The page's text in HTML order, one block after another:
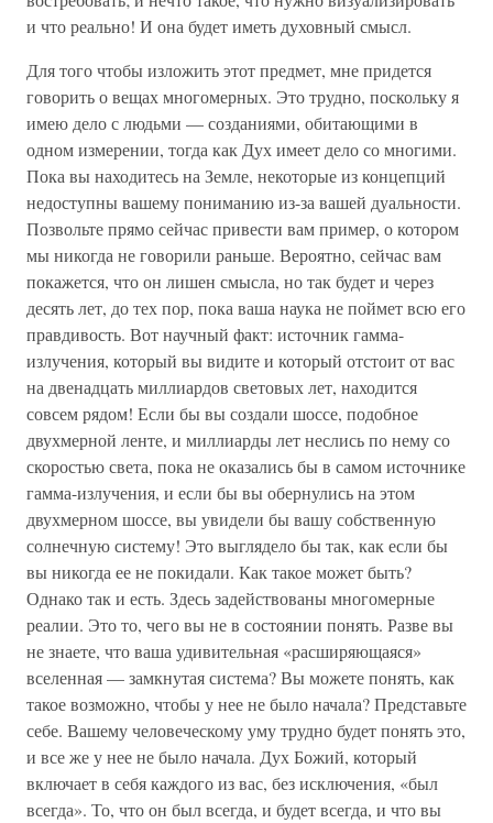
и что реально! И она будет иметь духовный смысл.
Для того чтобы изложить этот предмет, мне придется
говорить о вещах многомерных. Это трудно, поскольку я
имею дело с людьми — созданиями, обитающими в
одном измерении, тогда как Дух имеет дело со многими.
Пока вы находитесь на Земле, некоторые из концепций
недоступны вашему пониманию из-за вашей дуальности.
Позвольте прямо сейчас привести вам пример, о котором
мы никогда не говорили раньше. Вероятно, сейчас вам
покажется, что он лишен смысла, но так будет и через
десять лет, до тех пор, пока ваша наука не поймет всю его
правдивость. Вот научный факт: источник гамма-
излучения, который вы видите и который отстоит от вас
на двенадцать миллиардов световых лет, находится
совсем рядом! Если бы вы создали шоссе, подобное
двухмерной ленте, и миллиарды лет неслись по нему со
скоростью света, пока не оказались бы в самом источнике
гамма-излучения, и если бы вы обернулись на этом
двухмерном шоссе, вы увидели бы вашу собственную
солнечную систему! Это выглядело бы так, как если бы
вы никогда ее не покидали. Как такое может быть?
Однако так и есть. Здесь задействованы многомерные
реалии. Это то, чего вы не в состоянии понять. Разве вы
не знаете, что ваша удивительная «расширяющаяся»
вселенная — замкнутая система? Вы можете понять, как
такое возможно, чтобы у нее не было начала? Представьте
себе. Вашему человеческому уму трудно будет понять это,
и все же у нее не было начала. Дух Божий, который
включает в себя каждого из вас, без исключения, «был
всегда». То, что он был всегда, и будет всегда, и что вы